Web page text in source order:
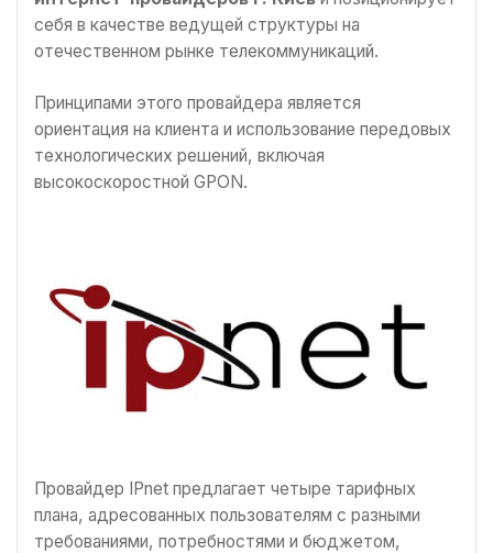
себя в качестве ведущей структуры на
отечественном рынке телекоммуникаций.
Принципами этого провайдера является
ориентация на клиента и использование передовых
технологических решений, включая
высокоскоростной GPON.
Провайдер IPnet предлагает четыре тарифных
плана, адресованных пользователям с разными
требованиями, потребностями и бюджетом,